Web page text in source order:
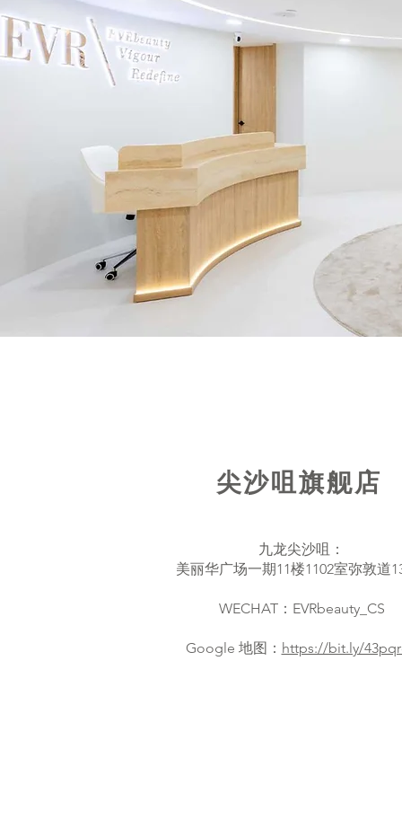
尖沙咀旗舰店
九龙尖沙咀：
美丽华广场一期11楼1102室弥敦道
WECHAT：EVRbeauty_CS
​Google 地图： https://bit.ly/